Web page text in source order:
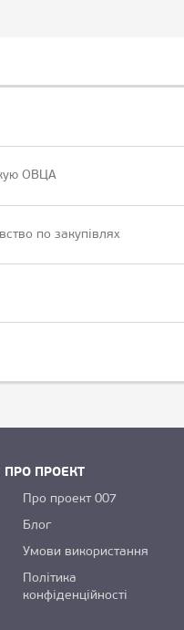
ОВЦА
по закупівлях
ПРО ПРОЕКТ
Про проект 007
Блог
Умови використання
Політика
конфіденційності